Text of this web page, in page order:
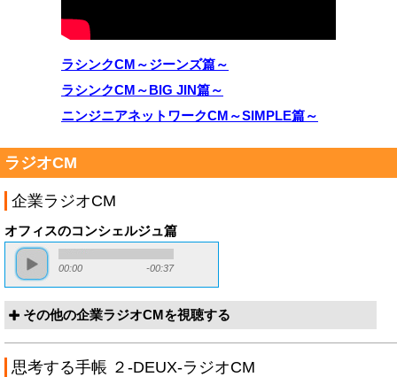
ラシンクCM～ジーンズ篇～
ラシンクCM～BIG JIN篇～
ニンジニアネットワークCM～SIMPLE篇～
ラジオCM
企業ラジオCM
オフィスのコンシェルジュ篇
00:00 -00:37
その他の企業ラジオCMを視聴する
思考する手帳 ２-DEUX-ラジオCM